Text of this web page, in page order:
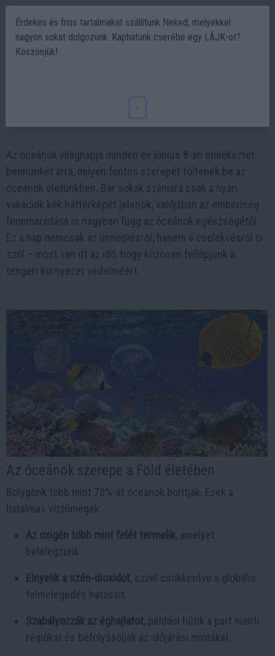
Az óceánok világnapja minden év június 8-án emlékeztet
bennünket arra, milyen fontos szerepet töltenek be az
óceánok életünkben. Bár sokak számára csak a nyári
vakációk kék háttérképét jelentik, valójában az emberiség
fennmaradása is nagyban függ az óceánok egészségétől.
Ez a nap nemcsak az ünneplésről, hanem a cselekvésről is
szól – most van itt az idő, hogy közösen fellépjünk a
tengeri környezet védelméért.
Az óceánok szerepe a Föld életében
Bolygónk több mint 70%-át óceánok borítják. Ezek a
hatalmas víztömegek:
Az oxigén több mint felét termelik, amelyet
belélegzünk.
Elnyelik a szén-dioxidot, ezzel csökkentve a globális
felmelegedés hatásait.
Szabályozzák az éghajlatot, például hűtik a part menti
régiókat és befolyásolják az időjárási mintákat.
Érdekes és friss tartalmakat szállítunk Neked, melyekkel
nagyon sokat dolgozunk. Kaphatunk cserébe egy LÁJK-ot?
Köszönjük!